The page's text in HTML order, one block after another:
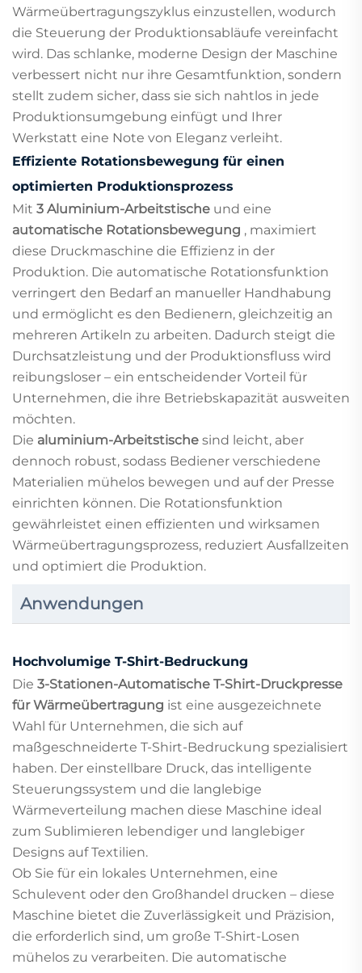
Wärmeübertragungszyklus einzustellen, wodurch
die Steuerung der Produktionsabläufe vereinfacht
wird. Das schlanke, moderne Design der Maschine
verbessert nicht nur ihre Gesamtfunktion, sondern
stellt zudem sicher, dass sie sich nahtlos in jede
Produktionsumgebung einfügt und Ihrer
Werkstatt eine Note von Eleganz verleiht.
Effiziente Rotationsbewegung für einen
optimierten Produktionsprozess
Mit 3 Aluminium-Arbeitstische und eine
automatische Rotationsbewegung , maximiert
diese Druckmaschine die Effizienz in der
Produktion. Die automatische Rotationsfunktion
verringert den Bedarf an manueller Handhabung
und ermöglicht es den Bedienern, gleichzeitig an
mehreren Artikeln zu arbeiten. Dadurch steigt die
Durchsatzleistung und der Produktionsfluss wird
reibungsloser – ein entscheidender Vorteil für
Unternehmen, die ihre Betriebskapazität ausweiten
möchten.
Die aluminium-Arbeitstische sind leicht, aber
dennoch robust, sodass Bediener verschiedene
Materialien mühelos bewegen und auf der Presse
einrichten können. Die Rotationsfunktion
gewährleistet einen effizienten und wirksamen
Wärmeübertragungsprozess, reduziert Ausfallzeiten
und optimiert die Produktion.
Anwendungen
Hochvolumige T-Shirt-Bedruckung
Die 3-Stationen-Automatische T-Shirt-Druckpresse
für Wärmeübertragung ist eine ausgezeichnete
Wahl für Unternehmen, die sich auf
maßgeschneiderte T-Shirt-Bedruckung spezialisiert
haben. Der einstellbare Druck, das intelligente
Steuerungssystem und die langlebige
Wärmeverteilung machen diese Maschine ideal
zum Sublimieren lebendiger und langlebiger
Designs auf Textilien.
Ob Sie für ein lokales Unternehmen, eine
Schulevent oder den Großhandel drucken – diese
Maschine bietet die Zuverlässigkeit und Präzision,
die erforderlich sind, um große T-Shirt-Losen
mühelos zu verarbeiten. Die automatische